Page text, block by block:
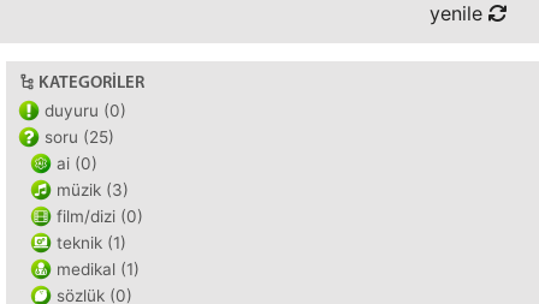
yenile
KATEGORILER
duyuru (0)
soru (25)
ai (0)
müzik (3)
film/dizi (0)
teknik (1)
medikal (1)
sözlük (0)